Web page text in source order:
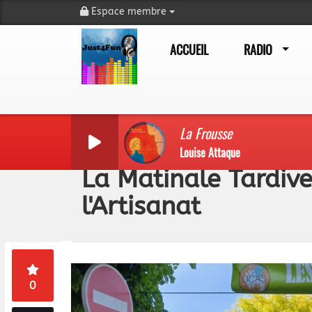
Espace membre
ACCUEIL RADIO
La Frousse
Louise Attaque
La Matinale
l'Artisanat
0